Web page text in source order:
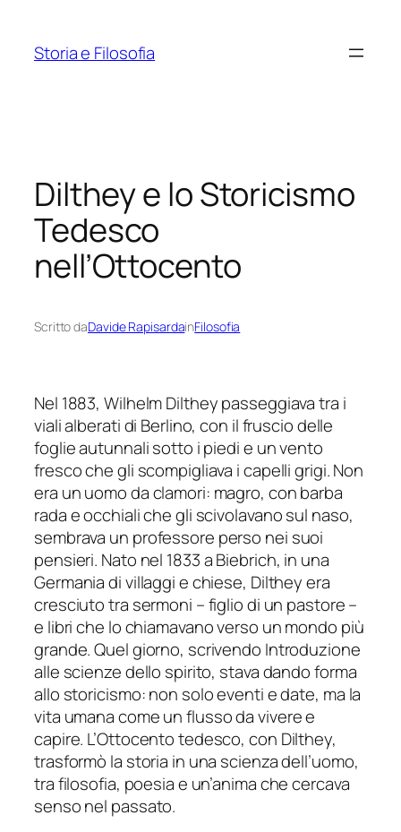
contenuto
Storia e Filosofia
Dilthey e lo Storicismo
Tedesco
nell’Ottocento
Scritto daDavide RapisardainFilosofia
Nel 1883, Wilhelm Dilthey passeggiava tra i
viali alberati di Berlino, con il fruscio delle
foglie autunnali sotto i piedi e un vento
fresco che gli scompigliava i capelli grigi. Non
era un uomo da clamori: magro, con barba
rada e occhiali che gli scivolavano sul naso,
sembrava un professore perso nei suoi
pensieri. Nato nel 1833 a Biebrich, in una
Germania di villaggi e chiese, Dilthey era
cresciuto tra sermoni – figlio di un pastore –
e libri che lo chiamavano verso un mondo più
grande. Quel giorno, scrivendo Introduzione
alle scienze dello spirito, stava dando forma
allo storicismo: non solo eventi e date, ma la
vita umana come un flusso da vivere e
capire. L’Ottocento tedesco, con Dilthey,
trasformò la storia in una scienza dell’uomo,
tra filosofia, poesia e un’anima che cercava
senso nel passato.